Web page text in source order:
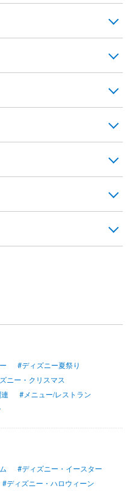
#ディズニー夏祭り
ニー・クリスマス
#メニュー/レストラン
#ディズニー・イースター
#ディズニー・ハロウィーン